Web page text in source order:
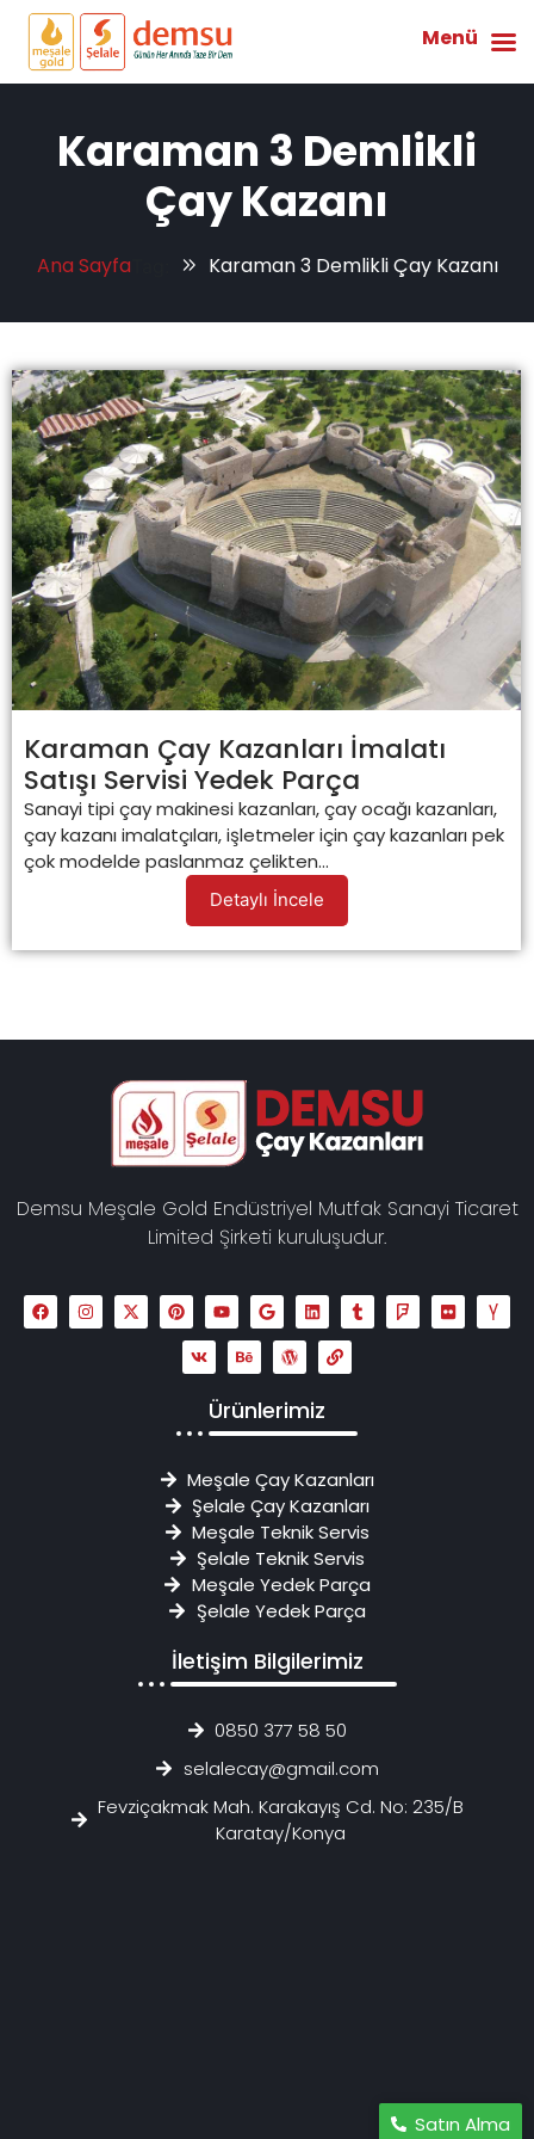
Karaman 3 Demlikli
Çay Kazanı
Ana SayfaTag: Karaman 3 Demlikli Çay Kazanı
Karaman Çay Kazanları İmalatı
Satışı Servisi Yedek Parça
Sanayi tipi çay makinesi kazanları, çay ocağı kazanları,
çay kazanı imalatçıları, işletmeler için çay kazanları pek
çok modelde paslanmaz çelikten...
Detaylı İncele
Demsu Meşale Gold Endüstriyel Mutfak Sanayi Ticaret
Limited Şirketi kuruluşudur.
Ürünlerimiz
Meşale Çay Kazanları
Şelale Çay Kazanları
Meşale Teknik Servis
Şelale Teknik Servis
Meşale Yedek Parça
Şelale Yedek Parça
İletişim Bilgilerimiz
0850 377 58 50
selalecay@gmail.com
Fevziçakmak Mah. Karakayış Cd. No: 235/B
Karatay/Konya
Satın Alma
Menü